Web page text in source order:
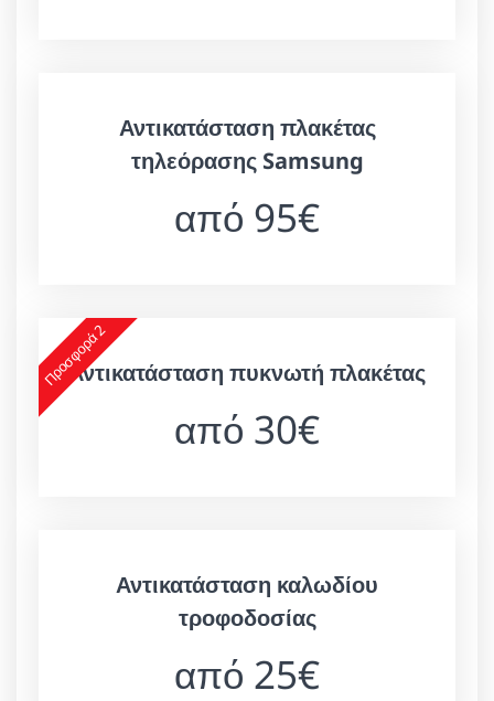
Αντικατάσταση πλακέτας
τηλεόρασης Samsung
από 95€
Προσφορά 2
Αντικατάσταση πυκνωτή πλακέτας
από 30€
Αντικατάσταση καλωδίου
τροφοδοσίας
από 25€